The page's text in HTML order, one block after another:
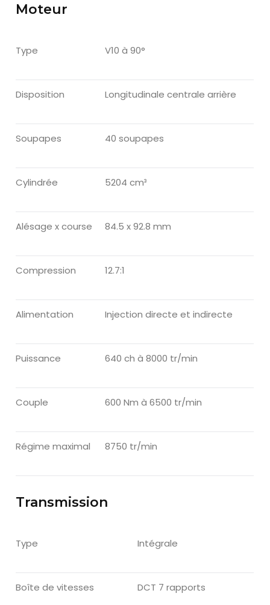
Moteur
Type V10 à 90°
Disposition Longitudinale centrale arrière
Soupapes 40 soupapes
Cylindrée 5204 cm³
Alésage x course 84.5 x 92.8 mm
Compression 12.7:1
Alimentation Injection directe et indirecte
Puissance 640 ch à 8000 tr/min
Couple 600 Nm à 6500 tr/min
Régime maximal 8750 tr/min
Transmission
Type Intégrale
Boîte de vitesses DCT 7 rapports